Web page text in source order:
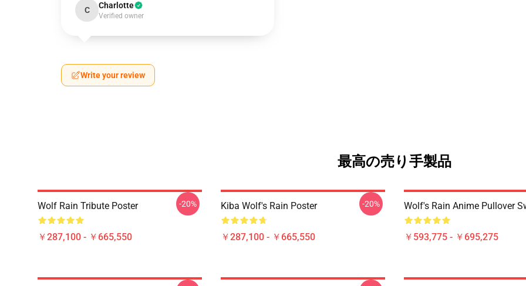
C Charlotte
Verified owner
Write your review
最高の売り手製品
Wolf Rain Tribute Poster
￥287,100 - ￥665,550
-20% Kiba Wolf's Rain Poster
￥287,100 - ￥665,550
-20% Wolf's Rain Anime Pullover
￥593,775 - ￥695,275